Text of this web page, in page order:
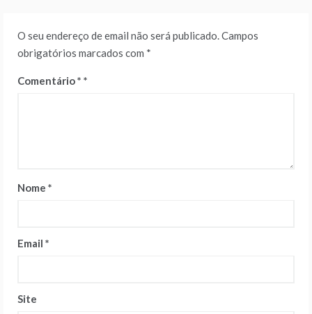
O seu endereço de email não será publicado.Campos
obrigatórios marcados com *
Comentário*
Nome *
Email *
Site